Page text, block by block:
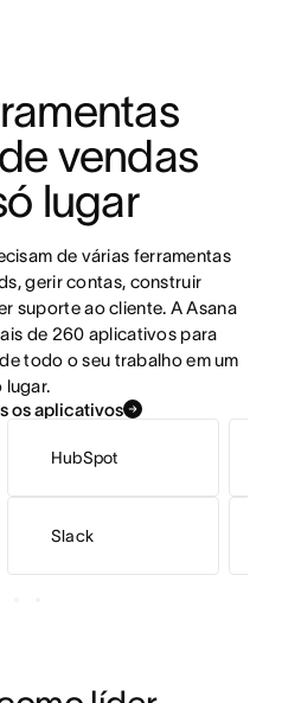
vendas
lugar
de várias ferramentas
gerir contas, construir
suporte ao cliente. A Asana
de 260 aplicativos para
todo o seu trabalho em um
lugar.
os aplicativos
HubSpot
Slack